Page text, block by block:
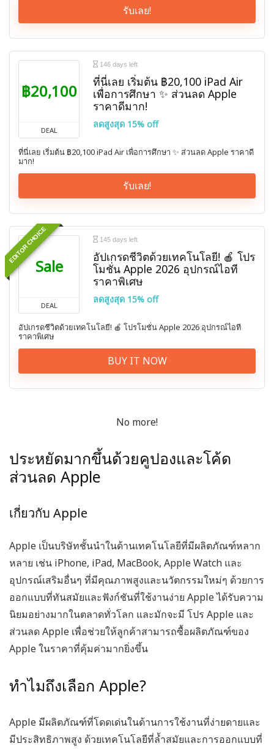
รับเลย!
฿20,100
DEAL
146 days left
ที่นี่เลย เริ่มต้น ฿20,100 iPad Air
เพื่อการศึกษา ✨ ส่วนลด Apple
ราคาดีมาก!
ลดสูงสุด 15% off
ที่นี่เลย เริ่มต้น ฿20,100 iPad Air เพื่อการศึกษา ✨ ส่วนลด Apple ราคาดี
มาก!
รับเลย!
EDITOR CHOICE
Sale
DEAL
145 days left
อัปเกรดชีวิตด้วยเทคโนโลยี! 🍎 โปร
โมชั่น Apple 2026 อุปกรณ์ไอที
ราคาพิเศษ
ลดสูงสุด 15% off
อัปเกรดชีวิตด้วยเทคโนโลยี! 🍎 โปรโมชั่น Apple 2026 อุปกรณ์ไอที
ราคาพิเศษ
BUY IT NOW
No more!
ประหยัดมากขึ้นด้วยคูปองและโค้ด
ส่วนลด Apple
เกี่ยวกับ Apple
Apple เป็นบริษัทชั้นนำในด้านเทคโนโลยีที่มีผลิตภัณฑ์หลาก
หลาย เช่น iPhone, iPad, MacBook, Apple Watch และ
อุปกรณ์เสริมอื่นๆ ที่มีคุณภาพสูงและนวัตกรรมใหม่ๆ ด้วยการ
ออกแบบที่ทันสมัยและฟังก์ชันที่ใช้งานง่าย Apple ได้รับความ
นิยมอย่างมากในตลาดทั่วโลก และมักจะมี โปร Apple และ
ส่วนลด Apple เพื่อช่วยให้ลูกค้าสามารถซื้อผลิตภัณฑ์ของ
Apple ในราคาที่คุ้มค่ามากยิ่งขึ้น
ทำไมถึงเลือก Apple?
Apple มีผลิตภัณฑ์ที่โดดเด่นในด้านการใช้งานที่ง่ายดายและ
มีประสิทธิภาพสูง ด้วยเทคโนโลยีที่ล้ำสมัยและการออกแบบที่